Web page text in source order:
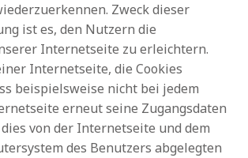
Zweck dieser
ist es, den Nutzern die
Internetseite zu erleichtern.
Internetseite, die Cookies
beispielsweise nicht bei jedem
erneut seine Zugangsdaten
von der Internetseite und dem
des Benutzers abgelegten